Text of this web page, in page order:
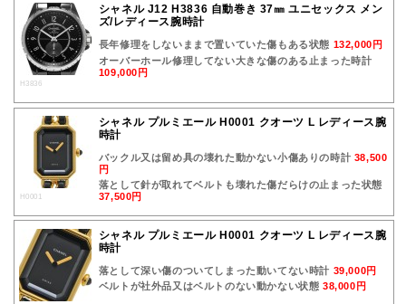
H3836
シャネル J12 H3836 自動巻き 37㎜ ユニセックス メン
ズ/レディース腕時計
長年修理をしないままで置いていた傷もある状態 132,000円
オーバーホール修理してない大きな傷のある止まった時計
109,000円
H0001
シャネル プルミエール H0001 クオーツ L レディース腕
時計
バックル又は留め具の壊れた動かない小傷ありの時計 38,500
円
落として針が取れてベルトも壊れた傷だらけの止まった状態
37,500円
シャネル プルミエール H0001 クオーツ L レディース腕
時計
落として深い傷のついてしまった動いてない時計 39,000円
ベルトが社外品又はベルトのない動かない状態38,000円